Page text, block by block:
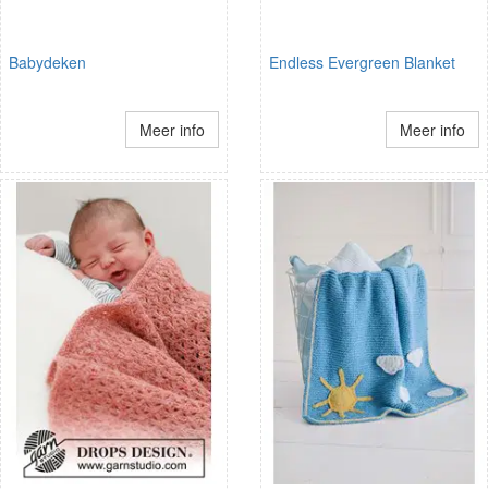
Babydeken
Meer info
Endless Evergreen Blanket
Meer info